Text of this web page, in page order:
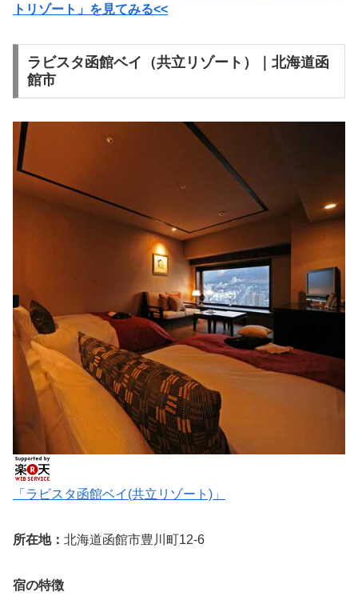
トリゾート」を見てみる<<
ラビスタ函館ベイ（共立リゾート）｜北海道函
館市
「ラビスタ函館ベイ(共立リゾート)」
所在地： 北海道函館市豊川町12-6
宿の特徴